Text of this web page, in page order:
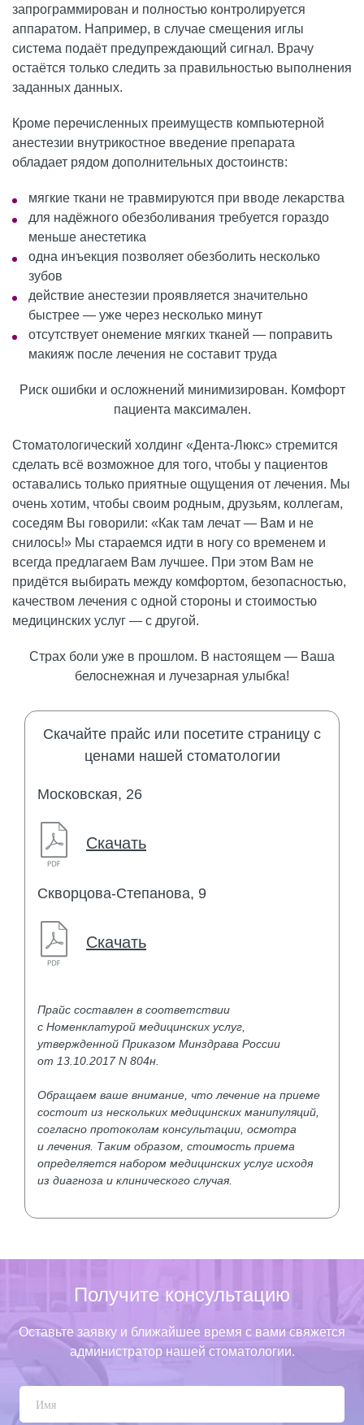
запрограммирован и полностью контролируется
аппаратом. Например, в случае смещения иглы
система подаёт предупреждающий сигнал. Врачу
остаётся только следить за правильностью выполнения
заданных данных.
Кроме перечисленных преимуществ компьютерной
анестезии внутрикостное введение препарата
обладает рядом дополнительных достоинств:
мягкие ткани не травмируются при вводе лекарства
для надёжного обезболивания требуется гораздо
меньше анестетика
одна инъекция позволяет обезболить несколько
зубов
действие анестезии проявляется значительно
быстрее — уже через несколько минут
отсутствует онемение мягких тканей — поправить
макияж после лечения не составит труда
Риск ошибки и осложнений минимизирован. Комфорт
пациента максимален.
Стоматологический холдинг «Дента-Люкс» стремится
сделать всё возможное для того, чтобы у пациентов
оставались только приятные ощущения от лечения. Мы
очень хотим, чтобы своим родным, друзьям, коллегам,
соседям Вы говорили: «Как там лечат — Вам и не
снилось!» Мы стараемся идти в ногу со временем и
всегда предлагаем Вам лучшее. При этом Вам не
придётся выбирать между комфортом, безопасностью,
качеством лечения с одной стороны и стоимостью
медицинских услуг — с другой.
Страх боли уже в прошлом. В настоящем — Ваша
белоснежная и лучезарная улыбка!
Скачайте прайс или посетите страницу с
ценами нашей стоматологии
Московская, 26
Скачать
Скворцова-Степанова, 9
Скачать
Прайс составлен в соответствии
с Номенклатурой медицинских услуг,
утвержденной Приказом Минздрава России
от 13.10.2017 N 804н.
Обращаем ваше внимание, что лечение на приеме
состоит из нескольких медицинских манипуляций,
согласно протоколам консультации, осмотра
и лечения. Таким образом, стоимость приема
определяется набором медицинских услуг исходя
из диагноза и клинического случая.
Получите консультацию
Оставьте заявку и ближайшее время с вами свяжется
администратор нашей стоматологии.